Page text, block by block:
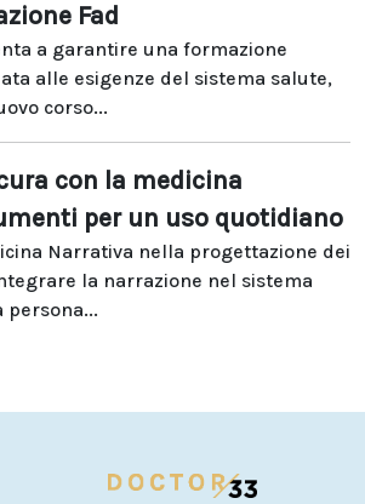
Fad
a garantire una formazione
alle esigenze del sistema salute,
corso...
con la medicina
per un uso quotidiano
Narrativa nella progettazione dei
la narrazione nel sistema
persona...